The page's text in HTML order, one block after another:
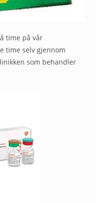
time på vår
time selv gjennom
som behandler